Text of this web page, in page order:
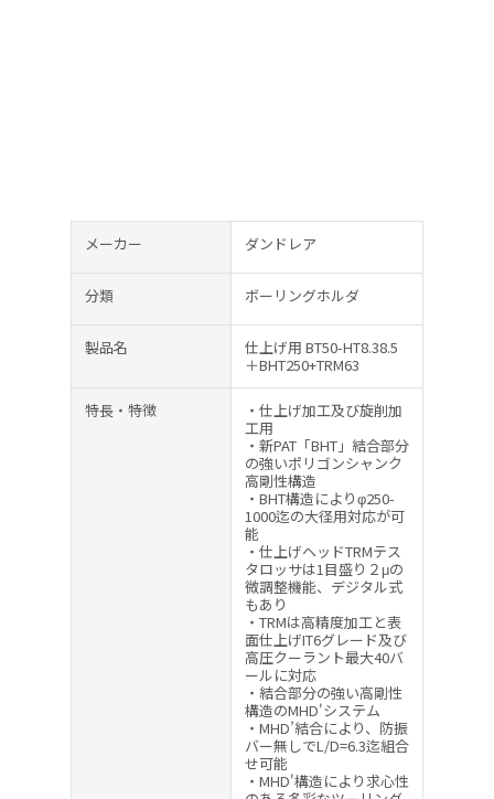
メーカー ダンドレア
分類 ボーリングホルダ
製品名
仕上げ用 BT50-HT8.38.5
＋BHT250+TRM63
特長・特徴
・仕上げ加工及び旋削加
工用
・新PAT「BHT」結合部分
の強いポリゴンシャンク
高剛性構造
・BHT構造によりφ250-
1000迄の大径用対応が可
能
・仕上げヘッドTRMテス
タロッサは1目盛り２μの
微調整機能、デジタル式
もあり
・TRMは高精度加工と表
面仕上げIT6グレード及び
高圧クーラント最大40バ
ールに対応
・結合部分の強い高剛性
構造のMHD'システム
・MHD’結合により、防振
バー無しでL/D=6.3迄組合
せ可能
・MHD'構造により求心性